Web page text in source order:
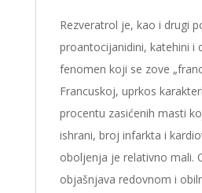
Rezveratrol je, kao i drugi
proantocijanidini, katehini i
fenomen koji se zove
Francuskoj, uprkos
procentu zasićenih masti
ishrani, broj infarkta i
oboljenja je relativno mali.
objašnjava redovnom i